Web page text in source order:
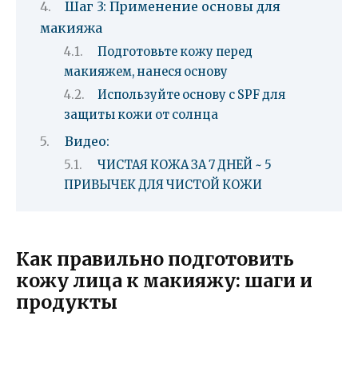
Шаг 3: Применение основы для
макияжа
Подготовьте кожу перед
макияжем, нанеся основу
Используйте основу с SPF для
защиты кожи от солнца
Видео:
ЧИСТАЯ КОЖА ЗА 7 ДНЕЙ ~ 5
ПРИВЫЧЕК ДЛЯ ЧИСТОЙ КОЖИ
Как правильно подготовить
кожу лица к макияжу: шаги и
продукты